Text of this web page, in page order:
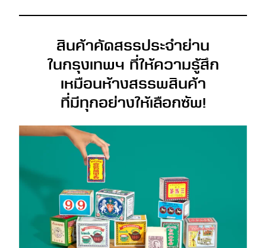
สินค้าคัดสรรประจำย่าน
ในกรุงเทพฯ ที่ให้ความรู้สึก
เหมือนห้างสรรพสินค้า
ที่มีทุกอย่างให้เลือกซัพ!